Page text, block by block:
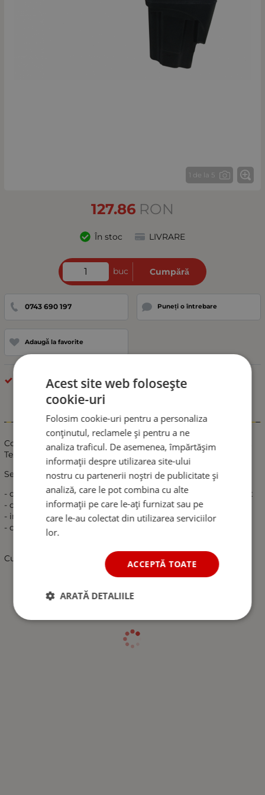
1 de la 5
127.86 RON
În stoc LIVRARE
buc Cumpără
0743 690 197 Puneți o întrebare
Adaugă la favorite
după model
Informații
Cotiera Auto Flexzon, Pentru Seat Leon 1P 2005-2012, Negru,
Textil
Seat Leon 1P 2005-2012
- cotiera auto capitonata, compartiment depozitare captusit
- cotiera este livrata cu accesorii necesare pentru montaj
- instalare usoara / se potriveste exact / specific marca si tip
- calitate exceptionala, ridica valoarea autoturismului
Culoare: NEGRU
Acest site web folosește
cookie-uri
Folosim cookie-uri pentru a personaliza
conținutul, reclamele și pentru a ne
analiza traficul. De asemenea, împărtășim
informații despre utilizarea site-ului
nostru cu partenerii noștri de publicitate și
analiză, care le pot combina cu alte
informații pe care le-ați furnizat sau pe
care le-au colectat din utilizarea serviciilor
lor.
ACCEPTĂ TOATE
ARATĂ DETALIILE